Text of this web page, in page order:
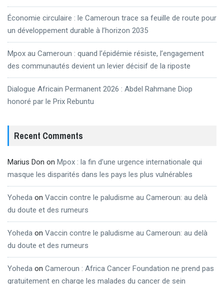
Économie circulaire : le Cameroun trace sa feuille de route pour
un développement durable à l’horizon 2035
Mpox au Cameroun : quand l’épidémie résiste, l’engagement
des communautés devient un levier décisif de la riposte
Dialogue Africain Permanent 2026 : Abdel Rahmane Diop
honoré par le Prix Rebuntu
Recent Comments
Marius Don on Mpox : la fin d’une urgence internationale qui
masque les disparités dans les pays les plus vulnérables
Yoheda on Vaccin contre le paludisme au Cameroun: au delà
du doute et des rumeurs
Yoheda on Vaccin contre le paludisme au Cameroun: au delà
du doute et des rumeurs
Yoheda on Cameroun : Africa Cancer Foundation ne prend pas
gratuitement en charge les malades du cancer de sein